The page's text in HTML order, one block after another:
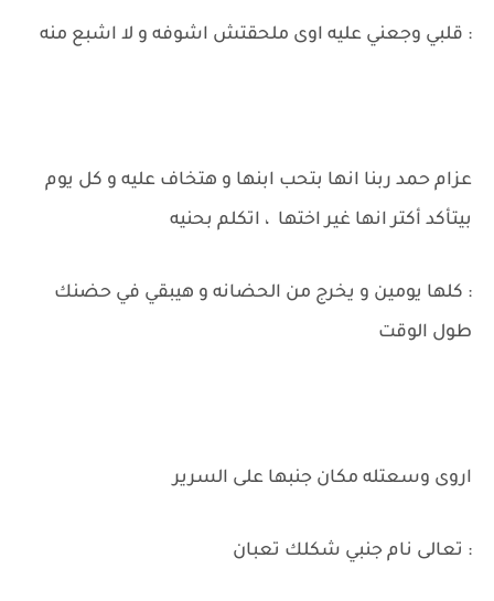
: قلبي وجعني عليه اوى ملحقتش اشوفه و لا اشبع منه
عزام حمد ربنا انها بتحب ابنها و هتخاف عليه و كل يوم
بيتأكد أكتر انها غير اختها ، اتكلم بحنيه
: كلها يومين و يخرج من الحضانه و هيبقي في حضنك
طول الوقت
اروى وسعتله مكان جنبها على السرير
: تعالى نام جنبي شكلك تعبان